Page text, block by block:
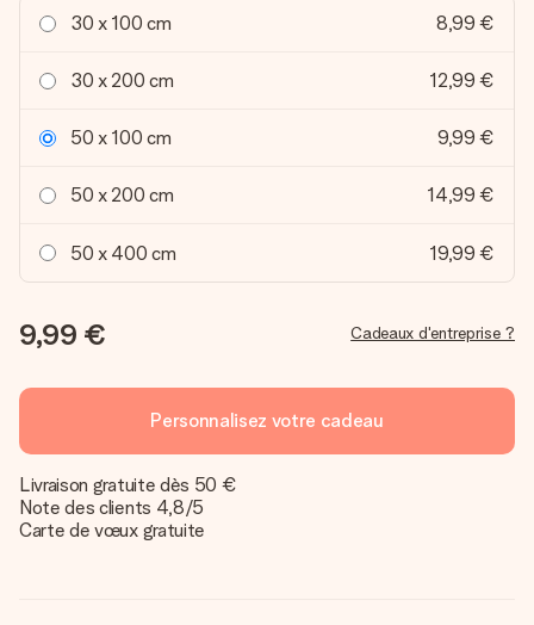
30 x 100 cm 8,99 €
30 x 200 cm 12,99 €
50 x 100 cm 9,99 €
50 x 200 cm 14,99 €
50 x 400 cm 19,99 €
9,99 € Cadeaux d'entreprise ?
Personnalisez votre cadeau
Livraison gratuite dès 50 €
Note des clients 4,8/5
Carte de vœux gratuite